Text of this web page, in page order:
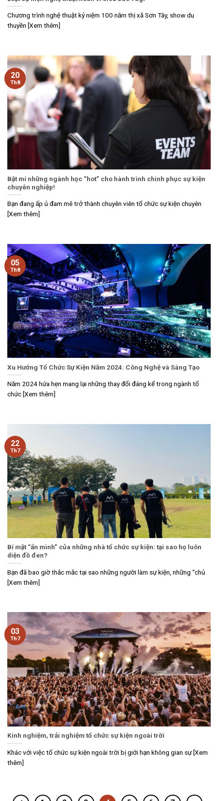
Chương trình nghệ thuật kỷ niệm 100 năm thị xã Sơn Tây, show du
thuyền [Xem thêm]
Bật mí những ngành học “hot” cho hành trình chinh phục sự kiện
chuyên nghiệp!
Bạn đang ấp ủ đam mê trở thành chuyên viên tổ chức sự kiện chuyên
[Xem thêm]
20
Th8
Xu Hướng Tổ Chức Sự Kiện Năm 2024: Công Nghệ và Sáng Tạo
Năm 2024 hứa hẹn mang lại những thay đổi đáng kể trong ngành tổ
chức [Xem thêm]
05
Th8
Bí mật “ẩn mình” của những nhà tổ chức sự kiện: tại sao họ luôn
diện đồ đen?
Bạn đã bao giờ thắc mắc tại sao những người làm sự kiện, những “chủ
[Xem thêm]
22
Th7
Kinh nghiệm, trải nghiệm tổ chức sự kiện ngoài trời
Khác với việc tổ chức sự kiện ngoài trời bị giới hạn không gian sự [Xem
thêm]
03
Th7